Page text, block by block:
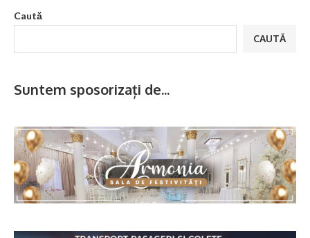
Caută
CAUTĂ
Suntem sposorizați de...